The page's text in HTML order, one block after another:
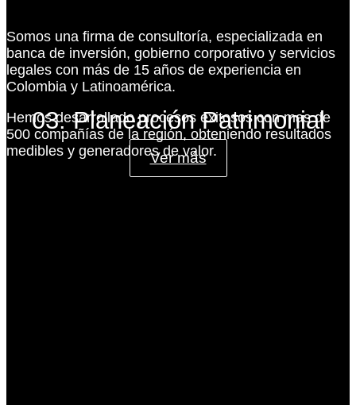
03. Planeación Patrimonial
Ver más
Somos una firma de consultoría, especializada en
banca de inversión, gobierno corporativo y servicios
legales con más de 15 años de experiencia en
Colombia y Latinoamérica.
Hemos desarrollado procesos exitosos con mas de
500 compañías de la región, obteniendo resultados
medibles y generadores de valor.